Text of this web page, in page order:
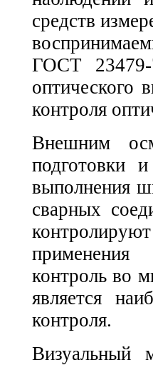
средств
ГОСТ 23479-
оптического
контроля
Внешним
подготовки
выполнения
сварных
контроль во
является
контроля.
Визуальный